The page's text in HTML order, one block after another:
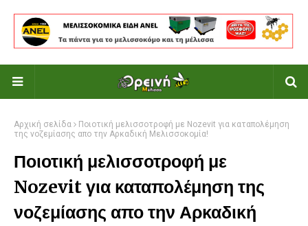
Αρχική σελίδα
Ποιοτική μελισσοτροφή με Nozevit για καταπολέμηση
της νοζεμίασης απο την Αρκαδική Μελισσοκομία!
Ποιοτική μελισσοτροφή με
Nozevit για καταπολέμηση της
νοζεμίασης απο την Αρκαδική